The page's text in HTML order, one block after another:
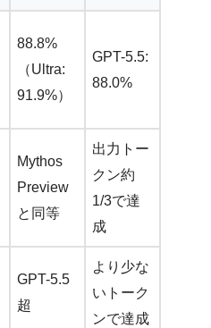
88.8%
（Ultra:
91.9%）
GPT-5.5:
88.0%
Mythos
Preview
と同等
出力トー
クン約
1/3で達
成
GPT-5.5
超
より少な
いトーク
ンで達成